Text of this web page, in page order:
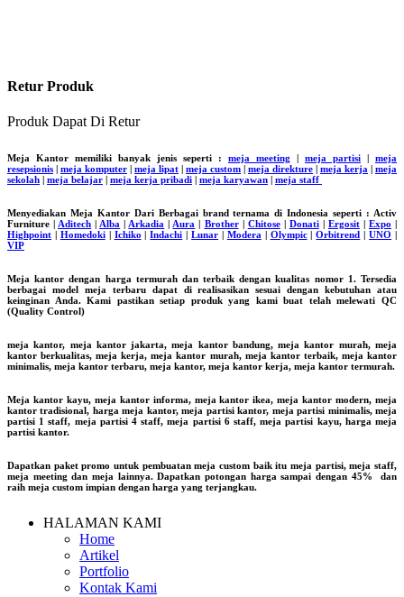
Retur Produk
Produk Dapat Di Retur
Meja Kantor memiliki banyak jenis seperti : meja meeting meja partisi
meja
resepsionis
meja komputer meja lipat meja custom meja direkture meja kerja
meja
sekolah
meja belajar meja kerja pribadi meja karyawan meja staff
Menyediakan Meja Kantor Dari Berbagai brand ternama di Indonesia seperti : Activ
Furniture |Aditech |Alba |Arkadia |Aura Brother| Chitose| Donati| Ergosit| Expo
Highpoint
Homedoki| Ichiko |Indachi |Lunar Modera| Olympic|Orbitrend |UNO
VIP
Meja kantor dengan harga termurah dan terbaik dengan kualitas nomor 1. Tersedia
berbagai model meja terbaru dapat di realisasikan sesuai dengan kebutuhan atau
keinginan Anda. Kami pastikan setiap produk yang kami buat telah melewati QC
(Quality Control)
meja kantor, meja kantor jakarta, meja kantor bandung, meja kantor murah, meja
kantor berkualitas, meja kerja, meja kantor murah, meja kantor terbaik, meja kantor
minimalis, meja kantor terbaru, meja kantor, meja kantor kerja, meja kantor termurah.
Meja kantor kayu, meja kantor informa, meja kantor ikea, meja kantor modern, meja
kantor tradisional, harga meja kantor, meja partisi kantor, meja partisi minimalis, meja
partisi 1 staff, meja partisi 4 staff, meja partisi 6 staff, meja partisi kayu, harga meja
partisi kantor.
Dapatkan paket promo untuk pembuatan meja custom baik itu meja partisi, meja staff,
meja meeting dan meja lainnya. Dapatkan potongan harga sampai dengan 45% dan
raih meja custom impian dengan harga yang terjangkau.
HALAMAN KAMI
Home
Artikel
Portfolio
Kontak Kami